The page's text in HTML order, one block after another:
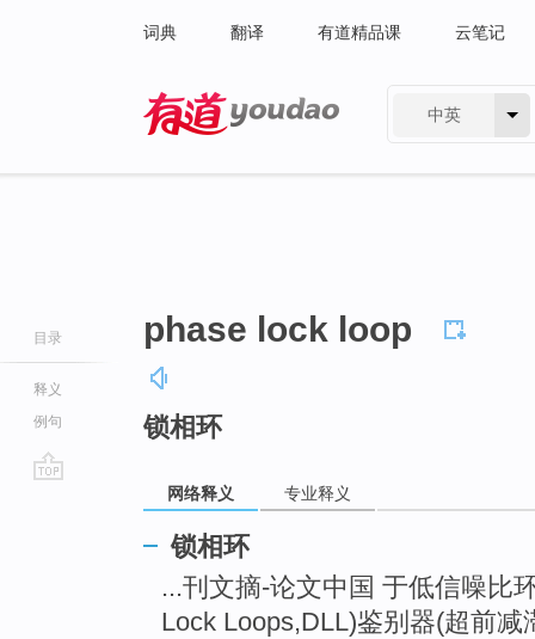
词典 翻译 有道精品课 云笔记
中英
目录
释义
例句
phase lock loop
锁相环
网络释义 专业释义
锁相环
...刊文摘-论文中国 于低信噪比
Lock Loops,DLL)鉴别器(超前减